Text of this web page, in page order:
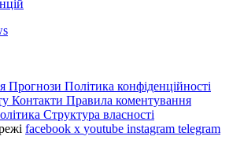
Прогнози Політика конфіденційності
Контакти Правила коментування
Структура власності
facebook x youtube instagram telegram